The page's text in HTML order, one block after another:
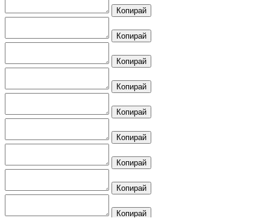
Копирай
Копирай
Копирай
Копирай
Копирай
Копирай
Копирай
Копирай
Копирай